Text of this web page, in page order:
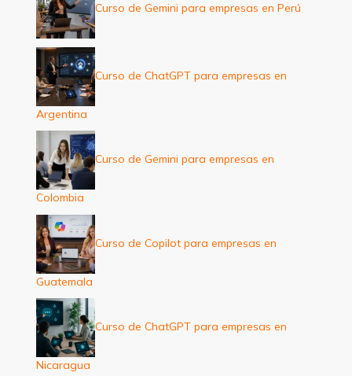
Curso de Gemini para empresas en Perú
Curso de ChatGPT para empresas en
Argentina
Curso de Gemini para empresas en
Colombia
Curso de Copilot para empresas en
Guatemala
Curso de ChatGPT para empresas en
Nicaragua